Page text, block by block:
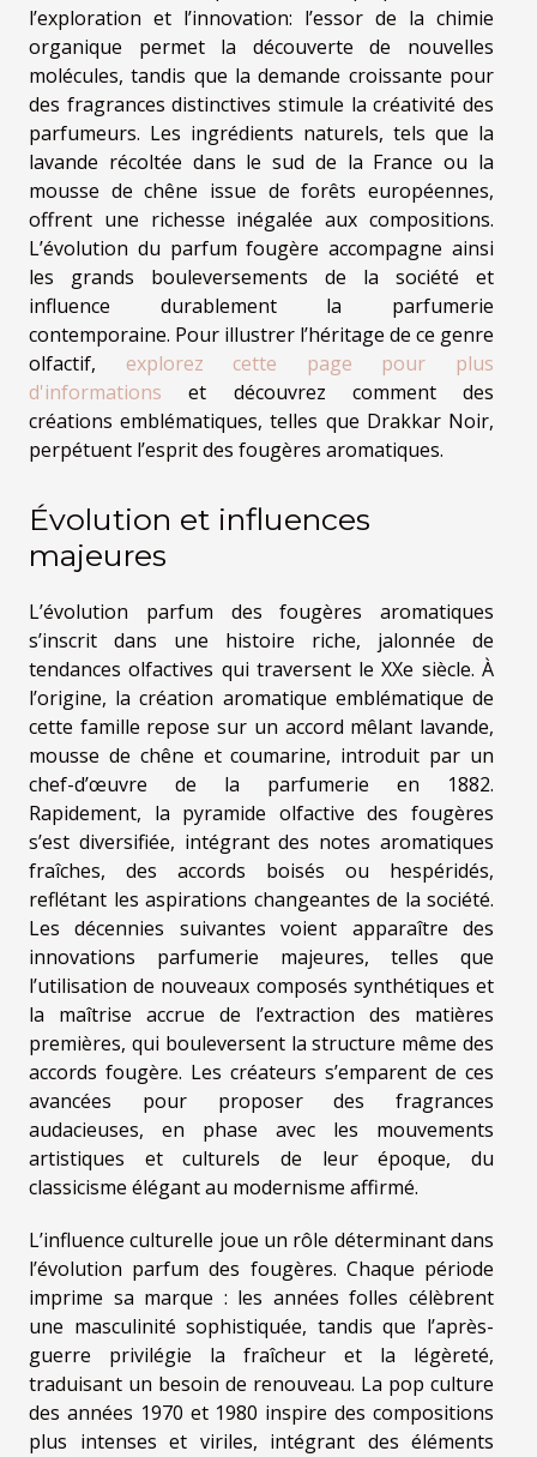
l’exploration et l’innovation: l’essor de la chimie
organique permet la découverte de nouvelles
molécules, tandis que la demande croissante pour
des fragrances distinctives stimule la créativité des
parfumeurs. Les ingrédients naturels, tels que la
lavande récoltée dans le sud de la France ou la
mousse de chêne issue de forêts européennes,
offrent une richesse inégalée aux compositions.
L’évolution du parfum fougère accompagne ainsi
les grands bouleversements de la société et
influence durablement la parfumerie
contemporaine. Pour illustrer l’héritage de ce genre
olfactif, explorez cette page pour plus
d'informations et découvrez comment des
créations emblématiques, telles que Drakkar Noir,
perpétuent l’esprit des fougères aromatiques.
Évolution et influences
majeures
L’évolution parfum des fougères aromatiques
s’inscrit dans une histoire riche, jalonnée de
tendances olfactives qui traversent le XXe siècle. À
l’origine, la création aromatique emblématique de
cette famille repose sur un accord mêlant lavande,
mousse de chêne et coumarine, introduit par un
chef-d’œuvre de la parfumerie en 1882.
Rapidement, la pyramide olfactive des fougères
s’est diversifiée, intégrant des notes aromatiques
fraîches, des accords boisés ou hespéridés,
reflétant les aspirations changeantes de la société.
Les décennies suivantes voient apparaître des
innovations parfumerie majeures, telles que
l’utilisation de nouveaux composés synthétiques et
la maîtrise accrue de l’extraction des matières
premières, qui bouleversent la structure même des
accords fougère. Les créateurs s’emparent de ces
avancées pour proposer des fragrances
audacieuses, en phase avec les mouvements
artistiques et culturels de leur époque, du
classicisme élégant au modernisme affirmé.
L’influence culturelle joue un rôle déterminant dans
l’évolution parfum des fougères. Chaque période
imprime sa marque : les années folles célèbrent
une masculinité sophistiquée, tandis que l’après-
guerre privilégie la fraîcheur et la légèreté,
traduisant un besoin de renouveau. La pop culture
des années 1970 et 1980 inspire des compositions
plus intenses et viriles, intégrant des éléments